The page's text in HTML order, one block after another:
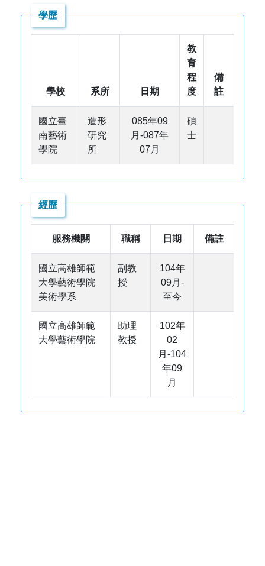
學歷
學校 系所 日期
教
育
程
度
備
註
國立臺
南藝術
學院
造形
研究
所
085年09
月-087年
07月
碩
士
經歷
服務機關 職稱 日期 備註
國立高雄師範
大學藝術學院
美術學系
副教
授
104年
09月-
至今
國立高雄師範
大學藝術學院
助理
教授
102年
02
月-104
年09
月